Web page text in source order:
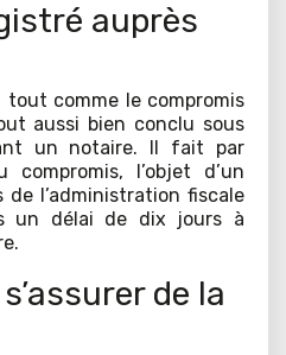
auprès
tout comme le compromis
aussi bien conclu sous
un notaire. Il fait par
compromis, l’objet d’un
l’administration fiscale
un délai de dix jours à
de la